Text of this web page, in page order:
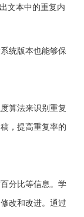
文本中的重复内
统版本也能够保
算法来识别重复
，提高重复率的
分比等信息。学
改和改进。通过